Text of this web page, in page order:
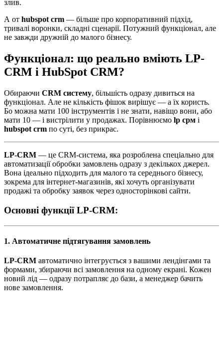
злив.
А от hubspot crm — більше про корпоративний підхід,
тривалі воронки, складні сценарії. Потужний функціонал, але
не завжди дружній до малого бізнесу.
Функціонал: що реально вміють LP-
CRM і HubSpot CRM?
Обираючи CRM систему, більшість одразу дивиться на
функціонал. Але не кількість фішок вирішує — а їх користь.
Бо можна мати 100 інструментів і не знати, навіщо вони, або
мати 10 — і вистрілити у продажах. Порівнюємо lp срм і
hubspot crm по суті, без прикрас.
LP-CRM — це CRM-система, яка розроблена спеціально для
автоматизації обробки замовлень одразу з декількох джерел.
Вона ідеально підходить для малого та середнього бізнесу,
зокрема для інтернет-магазинів, які хочуть організувати
продажі та обробку заявок через односторінкові сайти.
Основні функції LP-CRM:
1. Автоматичне підтягування замовлень
LP-CRM автоматично інтегрується з вашими лендінгами та
формами, збираючи всі замовлення на одному екрані. Кожен
новий лід — одразу потрапляє до бази, а менеджер бачить
нове замовлення.